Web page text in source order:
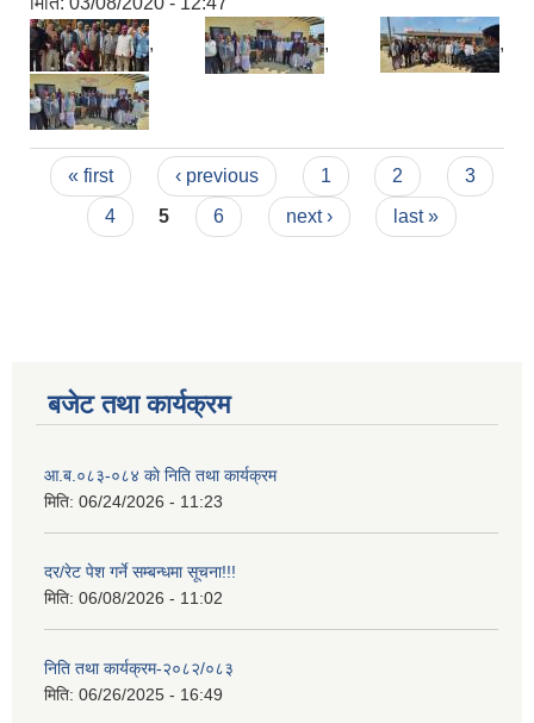
, , ,
Pages
« first ‹ previous 1 2
3
4
5 6 next › last »
बजेट तथा कार्यक्रम
आ.ब.०८३-०८४ काे निति तथा कार्यक्रम
मिति: 06/24/2026 - 11:23
दर/रेट पेश गर्ने सम्बन्धमा सूचना!!!
मिति: 06/08/2026 - 11:02
निति तथा कार्यक्रम-२०८२/०८३
मिति: 06/26/2025 - 16:49